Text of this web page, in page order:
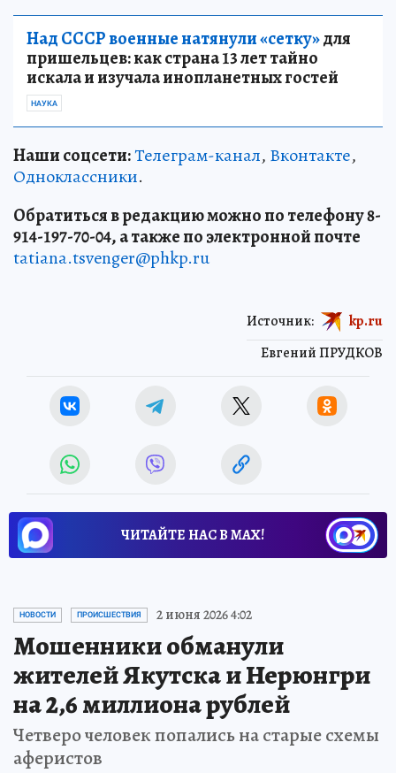
Над СССР военные натянули «сетку»для
пришельцев: как страна 13 лет тайно
искала и изучала инопланетных гостей
НАУКА
Наши соцсети:Телеграм-канал, Вконтакте,
Одноклассники.
Обратиться в редакцию можно по телефону 8-
914-197-70-04, а также по электронной почте
tatiana.tsvenger@phkp.ru
Евгений ПРУДКОВ
Источник: kp.ru
ЧИТАЙТЕ НАС В МАХ!
НОВОСТИ ПРОИСШЕСТВИЯ 2 июня 2026 4:02
Мошенники обманули
жителей Якутска и Нерюнгри
на 2,6 миллиона рублей
Четверо человек попались на старые схемы
аферистов